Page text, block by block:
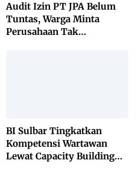
Audit Izin PT JPA Belum
Tuntas, Warga Minta
Perusahaan Tak
BI Sulbar Tingkatkan
Kompetensi Wartawan
Lewat Capacity Building